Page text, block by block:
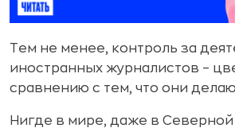
Тем не менее, контроль за
иностранных журналистов –
сравнению с тем, что они
Нигде в мире, даже в Северной